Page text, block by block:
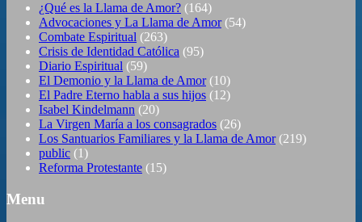
¿Qué es la Llama de Amor? (164)
Advocaciones y La Llama de Amor(54)
Combate Espiritual (263)
Crisis de Identidad Católica (95)
Diario Espiritual (59)
El Demonio y la Llama de Amor(10)
El Padre Eterno habla a sus hijos (12)
Isabel Kindelmann (20)
La Virgen María a los consagrados (26)
Los Santuarios Familiares y la Llama de Amor(219)
public (1)
Reforma Protestante (15)
Menu